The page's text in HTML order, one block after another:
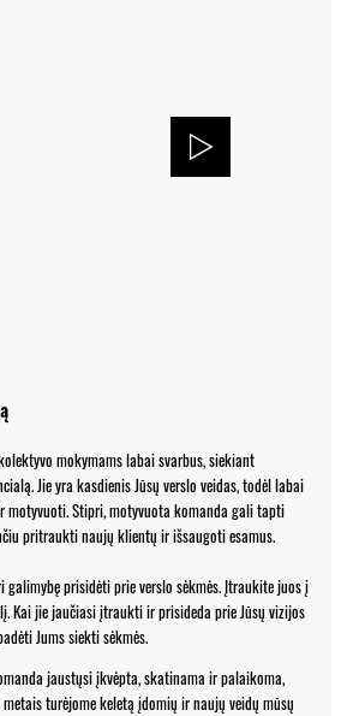
mokymams labai svarbus, siekiant
Jie yra kasdienis Jūsų verslo veidas, todėl labai
motyvuoti. Stipri, motyvuota komanda gali tapti
pritraukti naujų klientų ir išsaugoti esamus.
galimybę prisidėti prie verslo sėkmės. Įtraukite juos į
Kai jie jaučiasi įtraukti ir prisideda prie Jūsų vizijos
Jums siekti sėkmės.
jaustųsi įkvėpta, skatinama ir palaikoma,
turėjome keletą įdomių ir naujų veidų mūsų